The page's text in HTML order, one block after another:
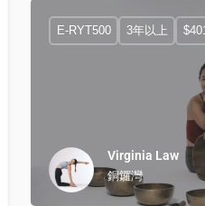
Virginia Law
銅鑼灣
E-RYT500 3年以上